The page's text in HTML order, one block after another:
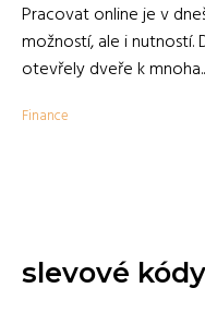
Pracovat online je v
možností, ale i nutností.
otevřely dveře k
Finance
slevové